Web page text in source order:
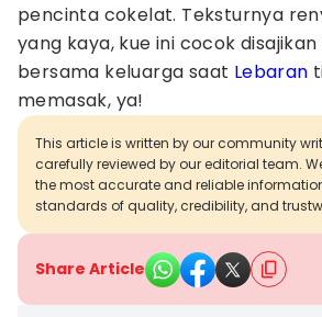
pencinta cokelat. Teksturnya
yang kaya, kue ini cocok
bersama keluarga saat Lebaran
memasak, ya!
This article is written by our community
carefully reviewed by our editorial team.
the most accurate and reliable
standards of quality, credibility, and
Share Article